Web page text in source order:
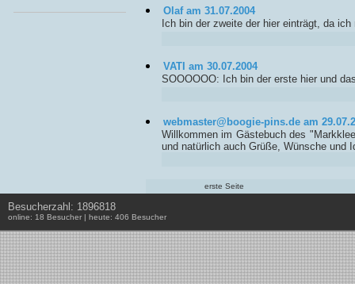
Olaf am 31.07.2004
Ich bin der zweite der hier einträgt, da
VATI am 30.07.2004
SOOOOOO: Ich bin der erste hier und
webmaster@boogie-pins.de am
Willkommen im Gästebuch des
und natürlich auch Grüße, Wünsche und
erste Seite
Besucherzahl: 1896818
online: 18 Besucher | heute: 406 Besucher